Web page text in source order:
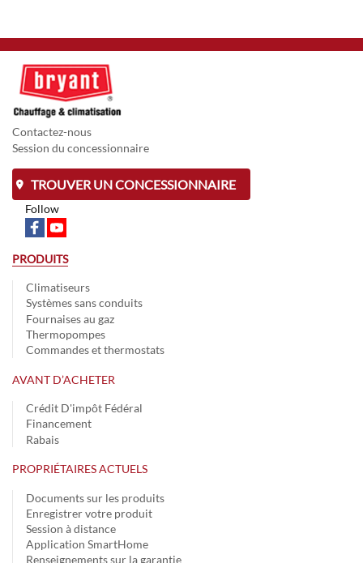
Contactez-nous
Session du concessionnaire
TROUVER UN CONCESSIONNAIRE
Follow
PRODUITS
Climatiseurs
Systèmes sans conduits
Fournaises au gaz
Thermopompes
Commandes et thermostats
AVANT D’ACHETER
Crédit D'impôt Fédéral
Financement
Rabais
PROPRIÉTAIRES ACTUELS
Documents sur les produits
Enregistrer votre produit
Session à distance
Application SmartHome
Renseignements sur la garantie